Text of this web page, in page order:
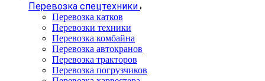
Перевозка спецтехники
Перевозка катков
Перевозки техники
Перевозка комбайна
Перевозка автокранов
Перевозка тракторов
Перевозка погрузчиков